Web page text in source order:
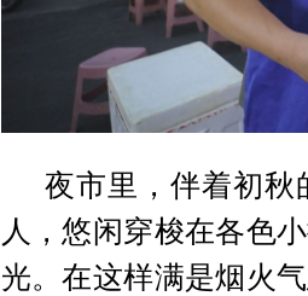
夜市里，伴着初秋
人，悠闲穿梭在各色
光。在这样满是烟火